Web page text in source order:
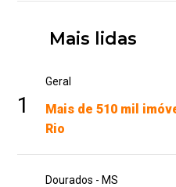
Mais lidas
1
Geral
Mais de 510 mil
Rio
Dourados - MS